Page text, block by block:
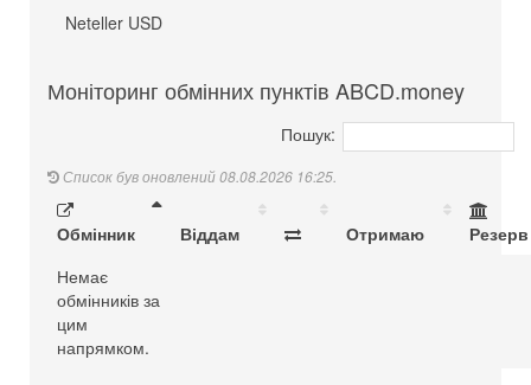
Neteller USD
Моніторинг обмінних пунктів ABCD.money
Пошук:
Список був оновлений 08.08.2026 16:25.
Обмінник Віддам Отримаю
Резерв
Немає
обмінників за
цим
напрямком.